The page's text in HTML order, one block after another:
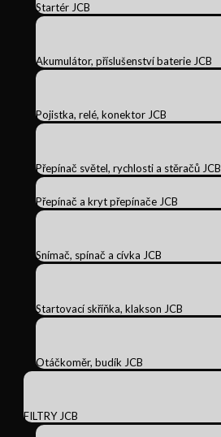
Startér JCB
Akumulátor, příslušenství baterie JCB
Pojistka, relé, konektor JCB
Přepínač světel, rychlosti a stěračů JCB
Přepínač a kryt přepínače JCB
Snímač, spínač a cívka JCB
Startovací skříňka, klakson JCB
Otáčkoměr, budík JCB
FILTRY JCB